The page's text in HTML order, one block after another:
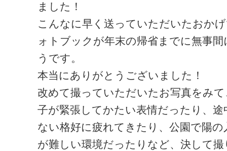
ました！
こんなに早く送っていただいたおか
ォトブックが年末の帰省までに無事
うです。
本当にありがとうございました！
改めて撮っていただいたお写真をみて
子が緊張してかたい表情だったり、途
ない格好に疲れてきたり、公園で陽の
が難しい環境だったりなど、決して